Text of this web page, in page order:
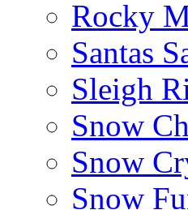
Rocky
Santas
Sleigh
Snow
Snow
Snow